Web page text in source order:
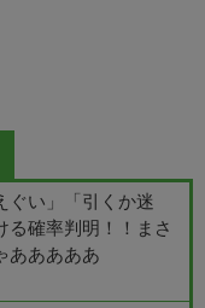
い」「引くか迷
る確率判明！！まさ
あああああ